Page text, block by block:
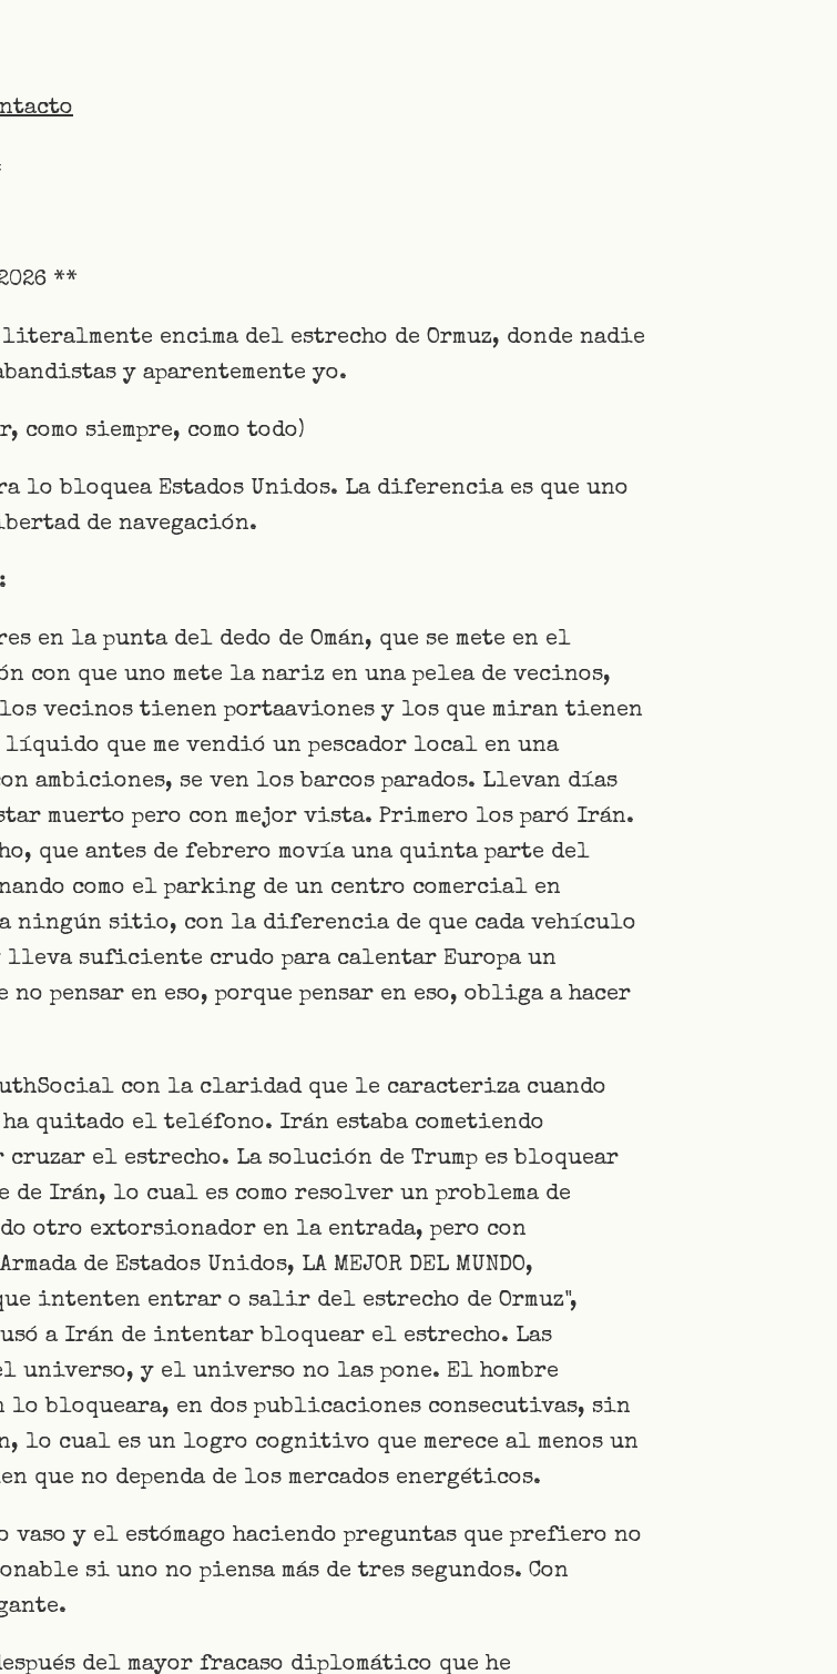
**
literalmente encima del estrecho de Ormuz, donde nadie
y aparentemente yo.
siempre, como todo)
lo bloquea Estados Unidos. La diferencia es que uno
de navegación.
en la punta del dedo de Omán, que se mete en el
con que uno mete la nariz en una pelea de vecinos,
vecinos tienen portaaviones y los que miran tienen
que me vendió un pescador local en una
ambiciones, se ven los barcos parados. Llevan días
muerto pero con mejor vista. Primero los paró Irán.
que antes de febrero movía una quinta parte del
como el parking de un centro comercial en
ningún sitio, con la diferencia de que cada vehículo
lleva suficiente crudo para calentar Europa un
pensar en eso, porque pensar en eso, obliga a hacer
con la claridad que le caracteriza cuando
quitado el teléfono. Irán estaba cometiendo
el estrecho. La solución de Trump es bloquear
de Irán, lo cual es como resolver un problema de
otro extorsionador en la entrada, pero con
de Estados Unidos, LA MEJOR DEL MUNDO,
que intenten entrar o salir del estrecho de Ormuz",
a Irán de intentar bloquear el estrecho. Las
universo, y el universo no las pone. El hombre
bloqueara, en dos publicaciones consecutivas, sin
cual es un logro cognitivo que merece al menos un
que no dependa de los mercados energéticos.
y el estómago haciendo preguntas que prefiero no
si uno no piensa más de tres segundos. Con
del mayor fracaso diplomático que he